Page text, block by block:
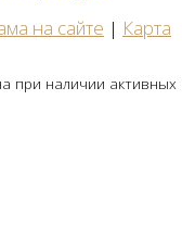
на сайте | Карта
при наличии активных